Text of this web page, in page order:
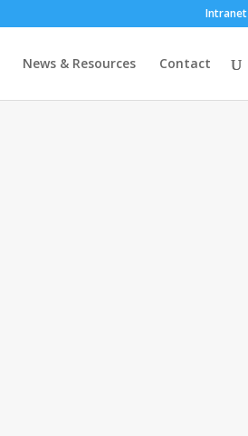
Intranet
News & Resources Contact